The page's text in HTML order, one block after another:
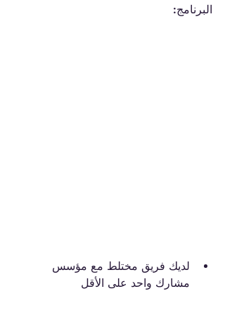
البرنامج:
لديك فريق مختلط مع مؤسس
مشارك واحد على الأقل